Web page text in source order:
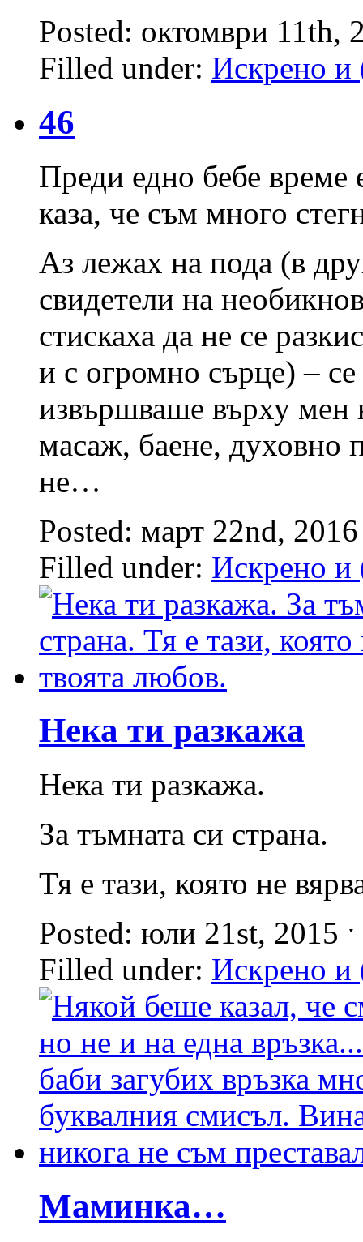
Posted: октомври 11th,
Filled under: Искрено и
46
Преди едно бебе време
каза, че съм много
Аз лежах на пода (в
свидетели на
стискаха да не се
и с огромно сърце) –
извършваше върху мен
масаж, баене, духовно
не…
Posted: март 22nd,
Filled under: Искрено и
Нека ти разкажа
Нека ти разкажа.
За тъмната си страна.
Тя е тази, която не
Posted: юли 21st, 2015
Filled under: Искрено и
Маминка…